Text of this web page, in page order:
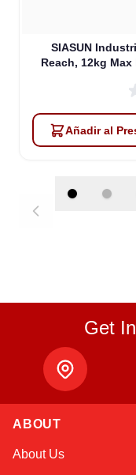
SIASUN
Reach, 12kg Max
Añadir al
Get
ABOUT
About Us